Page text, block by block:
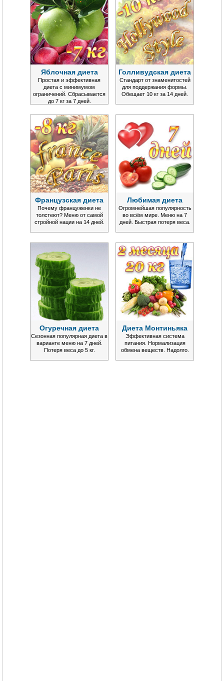
Яблочная диета
Простая и эффективная
диета с минимумом
ограничений. Сбрасывается
до 7 кг за 7 дней.
Голливудская диета
Стандарт от знаменитостей
для поддержания формы.
Обещает 10 кг за 14 дней.
Французская диета
Почему француженки не
толстеют? Меню от самой
стройной нации на 14 дней.
Любимая диета
Огромнейшая популярность
во всём мире. Меню на 7
дней. Быстрая потеря веса.
Огуречная диета
Сезонная популярная диета в
варианте меню на 7 дней.
Потеря веса до 5 кг.
Диета Монтиньяка
Эффективная система
питания. Нормализация
обмена веществ. Надолго.